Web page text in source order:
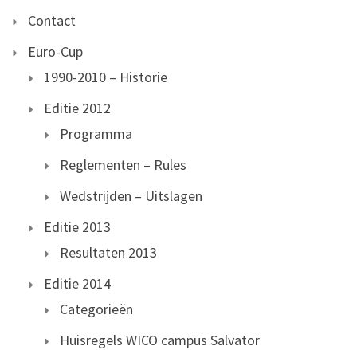
Contact
Euro-Cup
1990-2010 – Historie
Editie 2012
Programma
Reglementen – Rules
Wedstrijden – Uitslagen
Editie 2013
Resultaten 2013
Editie 2014
Categorieën
Huisregels WICO campus Salvator